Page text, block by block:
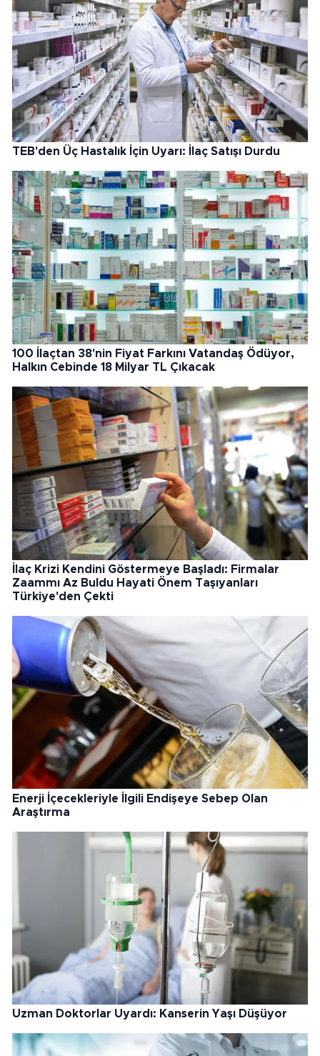
TEB'den Üç Hastalık İçin Uyarı: İlaç Satışı Durdu
100 İlaçtan 38'nin Fiyat Farkını Vatandaş Ödüyor,
Halkın Cebinde 18 Milyar TL Çıkacak
İlaç Krizi Kendini Göstermeye Başladı: Firmalar
Zaammı Az Buldu Hayati Önem Taşıyanları
Türkiye'den Çekti
Enerji İçecekleriyle İlgili Endişeye Sebep Olan
Araştırma
Uzman Doktorlar Uyardı: Kanserin Yaşı Düşüyor